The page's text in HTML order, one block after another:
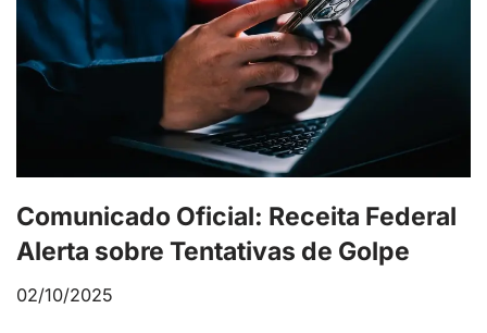
Comunicado Oficial: Receita Federal
Alerta sobre Tentativas de Golpe
02/10/2025